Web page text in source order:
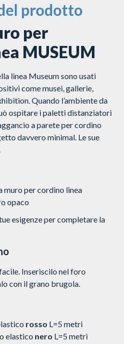
prodotto
per
MUSEUM
linea Museum sono usati
come musei, gallerie,
Quando l’ambiente da
ospitare i paletti distanziatori
a parete per cordino
davvero minimal. Le sue
muro per cordino linea
opaco
esigenze per completare la
Inseriscilo nel foro
con il grano brugola.
rosso L=5 metri
elastico nero L=5 metri